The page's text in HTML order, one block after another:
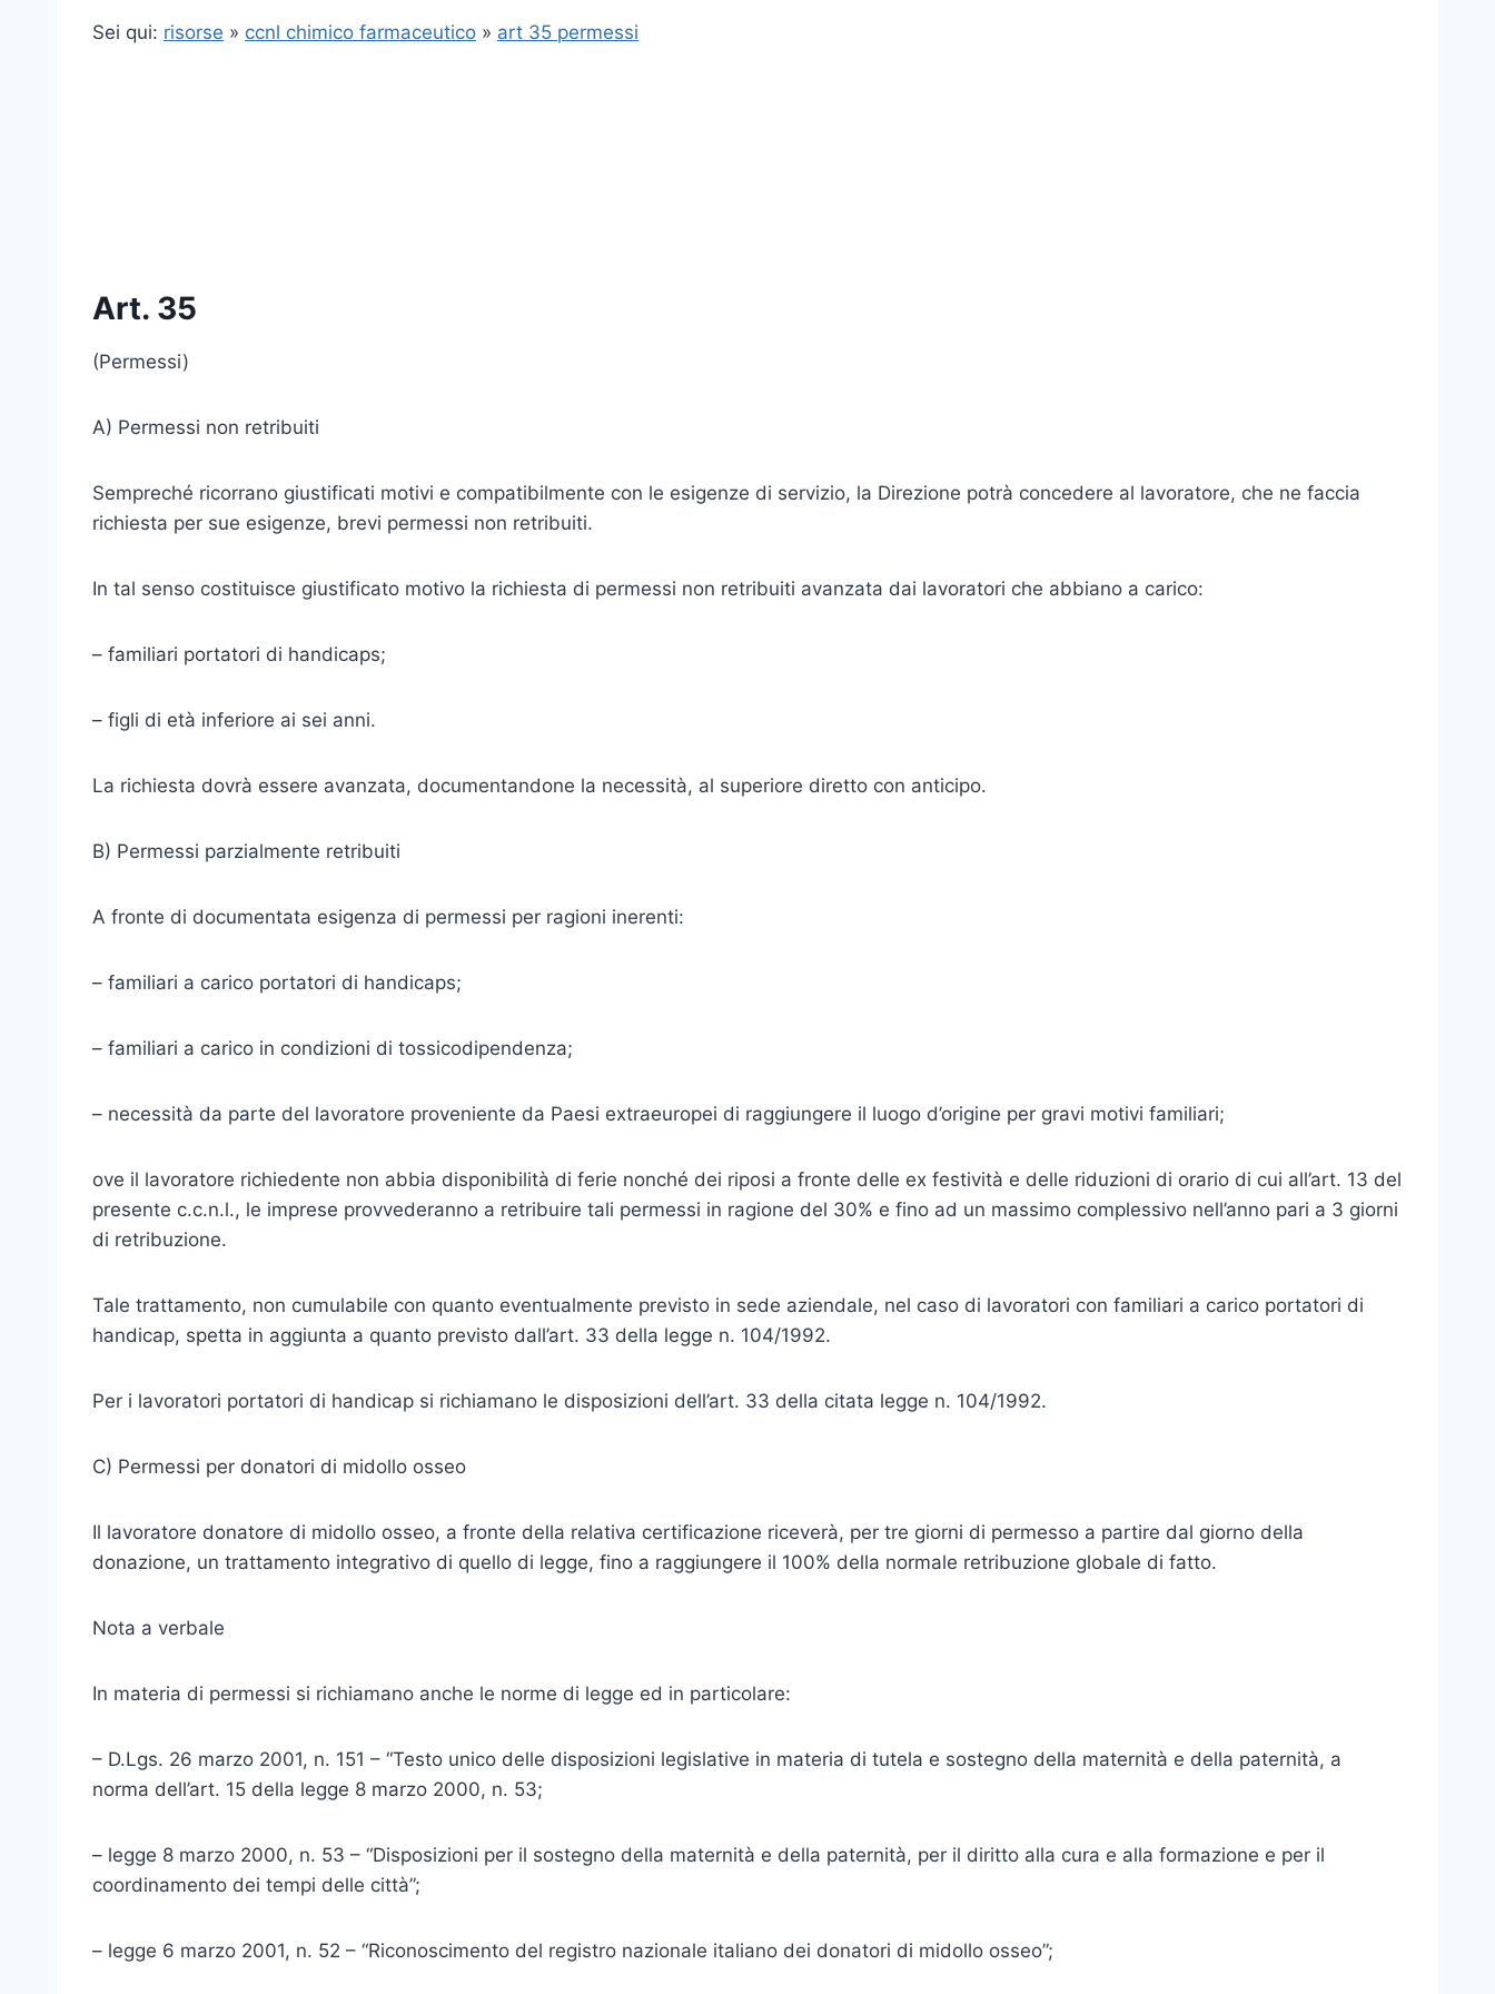
Sei qui: risorse » ccnl chimico farmaceutico » art 35 permessi
Art. 35
(Permessi)
A) Permessi non retribuiti
Sempreché ricorrano giustificati motivi e compatibilmente con le esigenze di servizio, la Direzione potrà concedere al lavoratore, che ne faccia
richiesta per sue esigenze, brevi permessi non retribuiti.
In tal senso costituisce giustificato motivo la richiesta di permessi non retribuiti avanzata dai lavoratori che abbiano a carico:
– familiari portatori di handicaps;
– figli di età inferiore ai sei anni.
La richiesta dovrà essere avanzata, documentandone la necessità, al superiore diretto con anticipo.
B) Permessi parzialmente retribuiti
A fronte di documentata esigenza di permessi per ragioni inerenti:
– familiari a carico portatori di handicaps;
– familiari a carico in condizioni di tossicodipendenza;
– necessità da parte del lavoratore proveniente da Paesi extraeuropei di raggiungere il luogo d’origine per gravi motivi familiari;
ove il lavoratore richiedente non abbia disponibilità di ferie nonché dei riposi a fronte delle ex festività e delle riduzioni di orario di cui all’art. 13 del
presente c.c.n.l., le imprese provvederanno a retribuire tali permessi in ragione del 30% e fino ad un massimo complessivo nell’anno pari a 3 giorni
di retribuzione.
Tale trattamento, non cumulabile con quanto eventualmente previsto in sede aziendale, nel caso di lavoratori con familiari a carico portatori di
handicap, spetta in aggiunta a quanto previsto dall’art. 33 della legge n. 104/1992.
Per i lavoratori portatori di handicap si richiamano le disposizioni dell’art. 33 della citata legge n. 104/1992.
C) Permessi per donatori di midollo osseo
Il lavoratore donatore di midollo osseo, a fronte della relativa certificazione riceverà, per tre giorni di permesso a partire dal giorno della
donazione, un trattamento integrativo di quello di legge, fino a raggiungere il 100% della normale retribuzione globale di fatto.
Nota a verbale
In materia di permessi si richiamano anche le norme di legge ed in particolare:
– D.Lgs. 26 marzo 2001, n. 151 – “Testo unico delle disposizioni legislative in materia di tutela e sostegno della maternità e della paternità, a
norma dell’art. 15 della legge 8 marzo 2000, n. 53;
– legge 8 marzo 2000, n. 53 – “Disposizioni per il sostegno della maternità e della paternità, per il diritto alla cura e alla formazione e per il
coordinamento dei tempi delle città”;
– legge 6 marzo 2001, n. 52 – “Riconoscimento del registro nazionale italiano dei donatori di midollo osseo”;